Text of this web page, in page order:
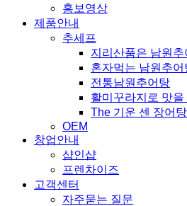
홍보영상
제품안내
추세프
지리산품은 남원추
혼자먹는 남원추어
전통남원추어탕
활미꾸라지로 맛
The 기운 센 장어탕
OEM
창업안내
샵인샵
프렌차이즈
고객센터
자주묻는 질문